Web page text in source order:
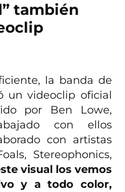
también
la banda de
un videoclip oficial
por Ben Lowe,
con ellos
con artistas
Stereophonics,
visual los vemos
y a todo color,